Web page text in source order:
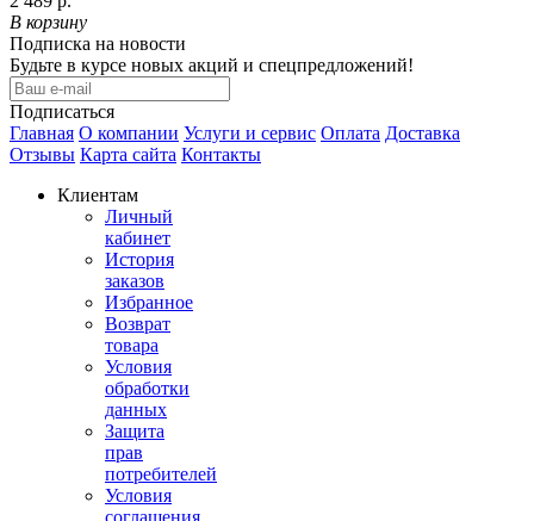
В корзину
Подписка на новости
Будьте в курсе новых акций и спецпредложений!
Подписаться
Главная О компании Услуги и сервис Оплата Доставка
Отзывы Карта сайта Контакты
Клиентам
Личный
кабинет
История
заказов
Избранное
Возврат
товара
Условия
обработки
данных
Защита
прав
потребителей
Условия
соглашения